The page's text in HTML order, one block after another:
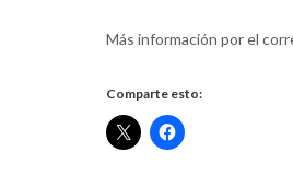
Más información por el
Comparte esto: